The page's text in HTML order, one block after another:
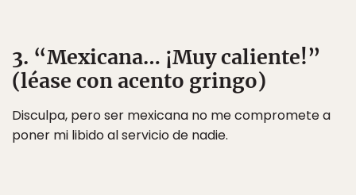
3. “Mexicana… ¡Muy caliente!”
(léase con acento gringo)
Disculpa, pero ser mexicana no me compromete a
poner mi libido al servicio de nadie.